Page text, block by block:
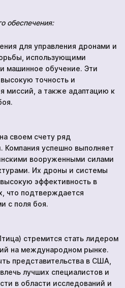
обеспечения:
для управления дронами и
использующими
машинное обучение. Эти
точность и
миссий, а также адаптацию к
своем счету ряд
Компания успешно выполняет
вооруженными силами
Их дроны и системы
эффективность в
что подтверждается
с поля боя.
стремится стать лидером
на международном рынке.
представительства в США,
лучших специалистов и
в области исследований и